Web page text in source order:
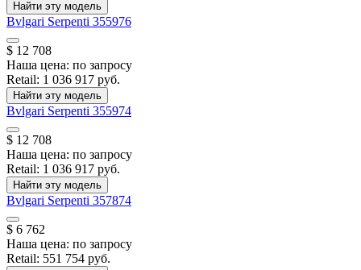
Найти эту модель
Bvlgari Serpenti 355976
$ 12 708
Наша цена: по запросу
Retail: 1 036 917 руб.
Найти эту модель
Bvlgari Serpenti 355974
$ 12 708
Наша цена: по запросу
Retail: 1 036 917 руб.
Найти эту модель
Bvlgari Serpenti 357874
$ 6 762
Наша цена: по запросу
Retail: 551 754 руб.